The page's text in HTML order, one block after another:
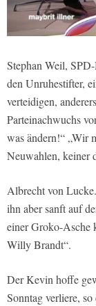
Stephan Weil,
den Unruhestifter,
verteidigen,
Parteinachwuchs
was ändern!“ „Wir
Neuwahlen, keiner
Albrecht von
ihn aber sanft auf
einer Groko-Asche
Willy Brandt“.
Der Kevin hoffe
Sonntag verliere, so